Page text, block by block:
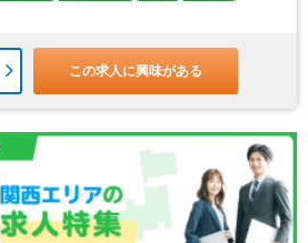
この求人に興味がある